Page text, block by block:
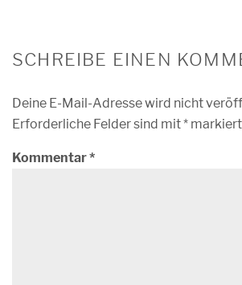
SCHREIBE EINEN
Deine E-Mail-Adresse wird nicht
Erforderliche Felder sind mit* markiert
Kommentar*